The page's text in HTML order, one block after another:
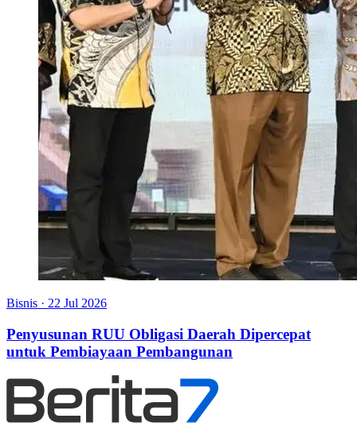
Bisnis · 22 Jul 2026
Penyusunan RUU Obligasi Daerah Dipercepat
untuk Pembiayaan Pembangunan